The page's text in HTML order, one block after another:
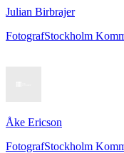
Julian Birbrajer
FotografStockholm
Åke Ericson
FotografStockholm